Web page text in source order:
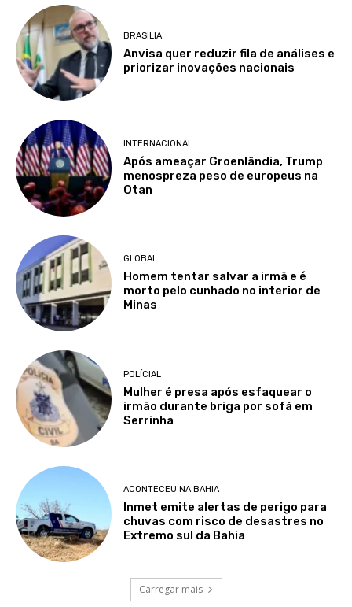
BRASÍLIA
Anvisa quer reduzir fila de análises e
priorizar inovações nacionais
INTERNACIONAL
Após ameaçar Groenlândia, Trump
menospreza peso de europeus na
Otan
GLOBAL
Homem tentar salvar a irmã e é
morto pelo cunhado no interior de
Minas
POLÍCIAL
Mulher é presa após esfaquear o
irmão durante briga por sofá em
Serrinha
ACONTECEU NA BAHIA
Inmet emite alertas de perigo para
chuvas com risco de desastres no
Extremo sul da Bahia
Carregar mais